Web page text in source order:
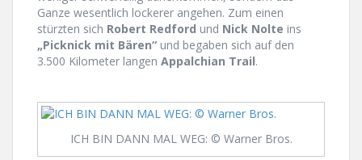
Ganze wesentlich lockerer angehen. Zum einen
stürzten sich Robert Redford und Nick Nolte ins
„Picknick mit Bären“ und begaben sich auf den
3.500 Kilometer langen Appalchian Trail.
ICH BIN DANN MAL WEG: © Warner Bros.